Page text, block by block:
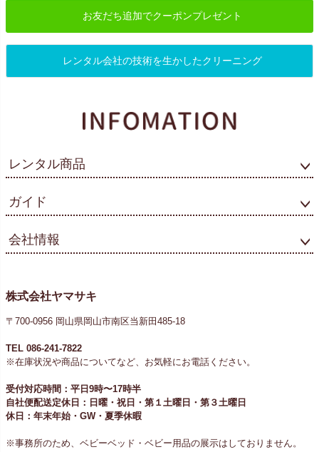
お友だち追加でクーポンプレゼント
レンタル会社の技術を生かしたクリーニング
レンタル商品
ガイド
会社情報
株式会社ヤマサキ
〒700-0956 岡山県岡山市南区当新田485-18
TEL 086-241-7822
※在庫状況や商品についてなど、お気軽にお電話ください。
受付対応時間：平日9時〜17時半
自社便配送定休日：日曜・祝日・第１土曜日・第３土曜日
休日：年末年始・GW・夏季休暇
※事務所のため、ベビーベッド・ベビー用品の展示はしておりません。